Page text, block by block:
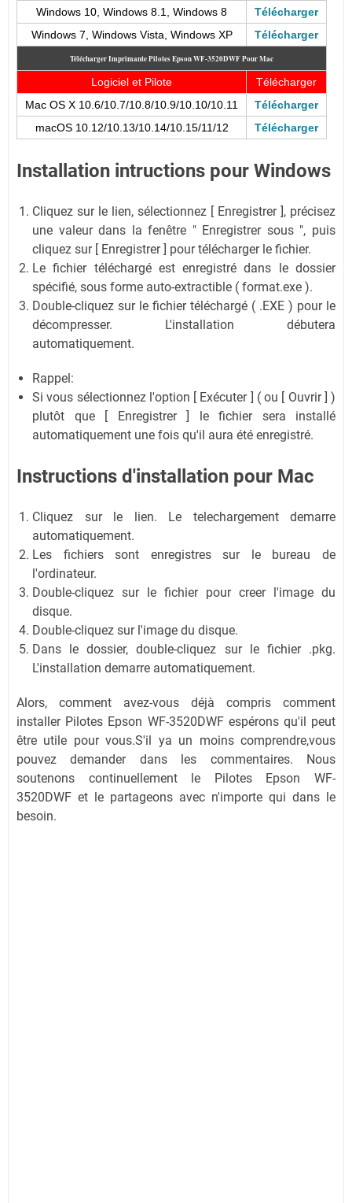
Windows 10, Windows 8.1, Windows 8
Télécharger
Windows 7, Windows Vista, Windows XP
Télécharger
Télécharger Imprimante Pilotes Epson WF-3520DWFPour Mac
Logiciel et Pilote
Télécharger
Mac OS X 10.6/10.7/10.8/10.9/10.10/10.11
Télécharger
macOS 10.12/10.13/10.14/10.15/11/12
Télécharger
Installation intructions pour Windows
Cliquez sur le lien, sélectionnez [ Enregistrer ], précisez
une valeur dans la fenêtre " Enregistrer sous ", puis
cliquez sur [ Enregistrer ] pour télécharger le fichier.
Le fichier téléchargé est enregistré dans le dossier
spécifié, sous forme auto-extractible ( format.exe ).
Double-cliquez sur le fichier téléchargé ( .EXE ) pour le
décompresser. L'installation débutera
automatiquement.
Rappel:
Si vous sélectionnez l'option [ Exécuter ] ( ou [ Ouvrir ] )
plutôt que [ Enregistrer ] le fichier sera installé
automatiquement une fois qu'il aura été enregistré.
Instructions d'installation pour Mac
Cliquez sur le lien. Le telechargement demarre
automatiquement.
Les fichiers sont enregistres sur le bureau de
l'ordinateur.
Double-cliquez sur le fichier pour creer l'image du
disque.
Double-cliquez sur l'image du disque.
Dans le dossier, double-cliquez sur le fichier .pkg.
L'installation demarre automatiquement.
Alors, comment avez-vous déjà compris comment
installer Pilotes Epson WF-3520DWF espérons qu'il peut
être utile pour vous.S'il ya un moins comprendre,vous
pouvez demander dans les commentaires. Nous
soutenons continuellement le Pilotes Epson WF-
3520DWF et le partageons avec n'importe qui dans le
besoin.